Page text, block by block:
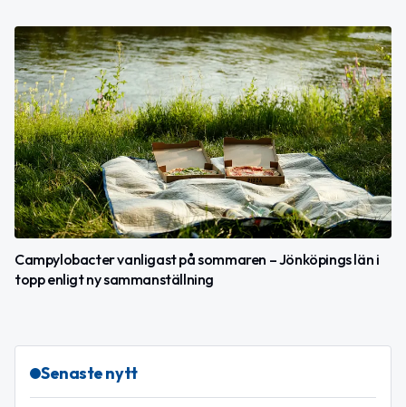
Campylobacter vanligast på sommaren – Jönköpings län i
topp enligt ny sammanställning
Senaste nytt